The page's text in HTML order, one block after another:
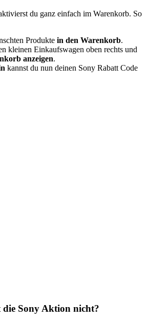
du ganz einfach im Warenkorb. So
Produkte in den Warenkorb.
kleinen Einkaufswagen oben rechts und
anzeigen.
kannst du nun deinen Sony Rabatt Code
Sony Aktion nicht?